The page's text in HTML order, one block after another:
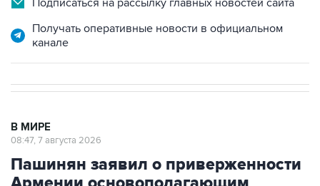
Подписаться на рассылку главных новостей сайта
Получать оперативные новости в официальном
канале
В МИРЕ
08:47, 7 августа 2026
Пашинян заявил о приверженности